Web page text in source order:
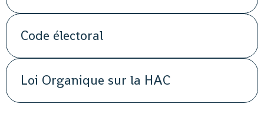
Code électoral
Loi Organique sur la HAC